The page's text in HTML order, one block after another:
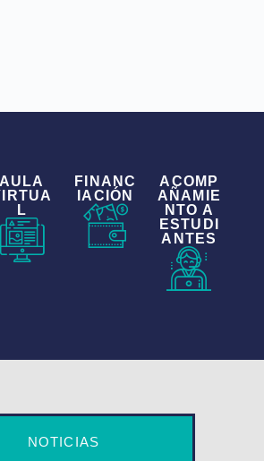
AULA
L
FINANC
IACIÓN
ACOMP
AÑAMIE
NTO A
ESTUDI
ANTES
NOTICIAS